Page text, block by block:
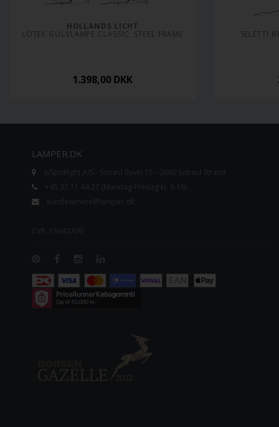
HOLLANDS LICHT
LOTEK GULVLAMPE CLASSIC, STEEL FRAME
1.398,00 DKK
SELETTI
LAMPER.DK